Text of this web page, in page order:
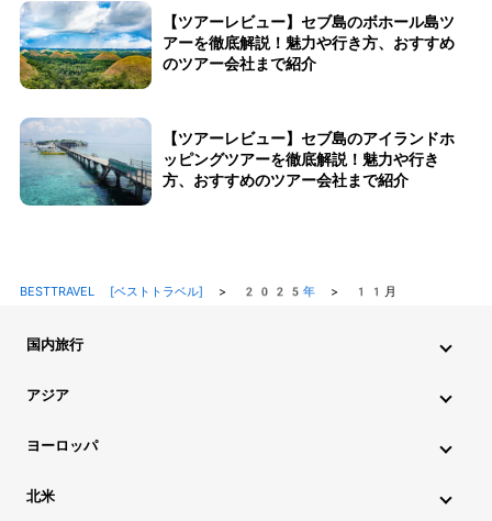
【ツアーレビュー】セブ島のボホール島ツ
アーを徹底解説！魅力や行き方、おすすめ
のツアー会社まで紹介
【ツアーレビュー】セブ島のアイランドホ
ッピングツアーを徹底解説！魅力や行き
方、おすすめのツアー会社まで紹介
BESTTRAVEL [ベストトラベル] > 2025年> 11月
国内旅行
アジア
ヨーロッパ
北米